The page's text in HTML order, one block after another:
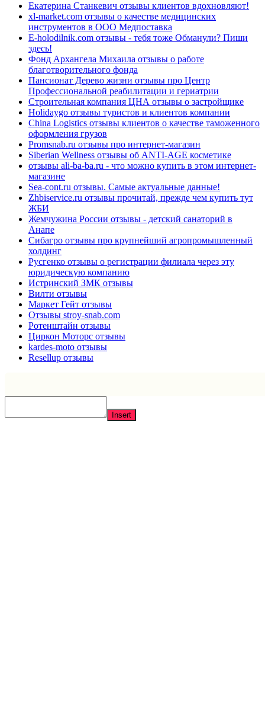
Екатерина Станкевич отзывы клиентов вдохновляют!
xl-market.com отзывы о качестве медицинских
инструментов в ООО Медпоставка
E-holodilnik.com отзывы - тебя тоже Обманули? Пиши
здесь!
Фонд Архангела Михаила отзывы о работе
благотворительного фонда
Пансионат Дерево жизни отзывы про Центр
Профессиональной реабилитации и гериатрии
Строительная компания ЦНА отзывы о застройщике
Holidaygo отзывы туристов и клиентов компании
China Logistics отзывы клиентов о качестве таможенного
оформления грузов
Promsnab.ru отзывы про интернет-магазин
Siberian Wellness отзывы об ANTI-AGE косметике
отзывы ali-ba-ba.ru - что можно купить в этом интернет-
магазине
Sea-cont.ru отзывы. Самые актуальные данные!
Zhbiservice.ru отзывы прочитай, прежде чем купить тут
ЖБИ
Жемчужина России отзывы - детский санаторий в
Анапе
Сибагро отзывы про крупнейший агропромышленный
холдинг
Русгенко отзывы о регистрации филиала через эту
юридическую компанию
Истринский ЗМК отзывы
Вилти отзывы
Маркет Гейт отзывы
Отзывы stroy-snab.com
Ротенштайн отзывы
Циркон Моторс отзывы
kardes-moto отзывы
Resellup отзывы
Insert